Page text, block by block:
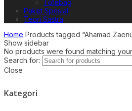
Totebag
Paket Spesial
Teori Sastra
Home Products tagged “Ahamad
Show sidebar
No products were found matching
Search for:
Close
Kategori